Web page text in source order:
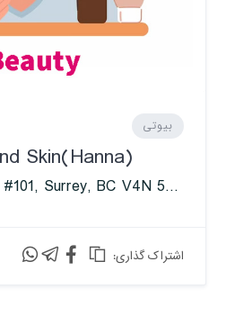
بیوتی
Skin(Hanna)
15966 108 Ave #101, Surrey, BC V4N 5V6, Canada
:اشتراک گذاری